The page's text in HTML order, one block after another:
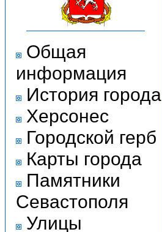
Общая
информация
История города
Херсонес
Городской герб
Карты города
Памятники
Севастополя
Улицы